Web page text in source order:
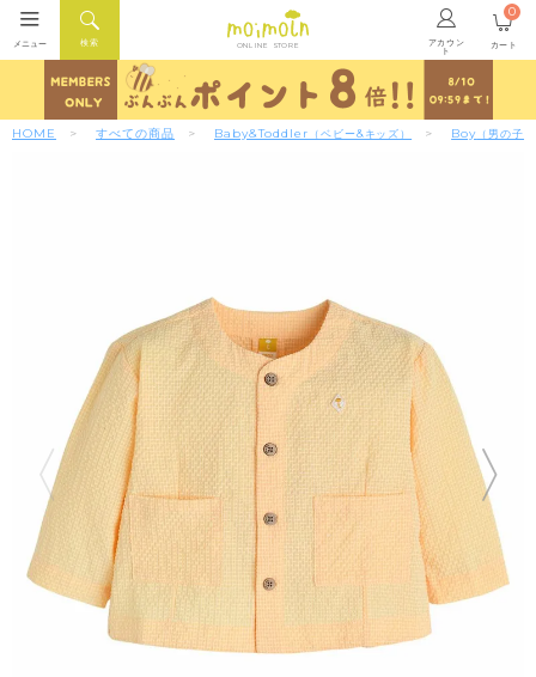
ONLINE STORE アカウン
ト
検索
メニュー カート
0
HOME すべての商品 Baby&Toddler （ベビー&キッズ） Boy （男の子）